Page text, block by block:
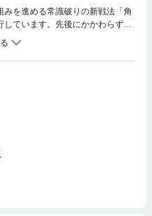
を進める常識破りの新戦法「角
ています。先後にかかわらず使
りやすいのがその特徴です。角
ものの、その狙い筋はいくつも
遭う戦法でもあります。本書で
すく攻め筋や本戦法特有の手筋
います。角交換四間飛車を指し
です。角交換四間飛車は、著者
、という著者の思いが詰まった